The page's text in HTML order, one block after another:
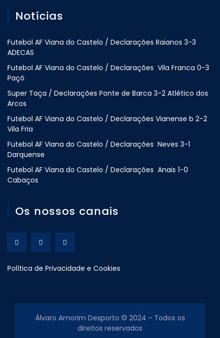
Notícias
Futebol AF Viana do Castelo / Declarações Raianos 3-3
ADECAS
Futebol AF Viana do Castelo / Declarações Vila Franca 0-3
Paçõ
Super Taça / Declarações Ponte de Barca 3-2 Atlético dos
Arcos
Futebol AF Viana do Castelo / Declarações Vianense b 2-2
Vila Fria
Futebol AF Viana do Castelo / Declarações Neves 3-1
Darquense
Futebol AF Viana do Castelo / Declarações Anais 1-0
Cabaços
Os nossos canais
Política de Privacidade e Cookies
Álvaro Amorim Desporto © 2024 - Todos os
direitos reservados